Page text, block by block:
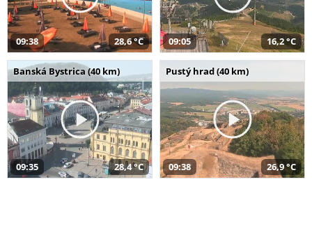
09:38 28,6 °C 09:05 16,2 °C
Banská Bystrica (40 km)
09:35 28,4 °C
Pustý hrad (40 km)
09:38 26,9 °C